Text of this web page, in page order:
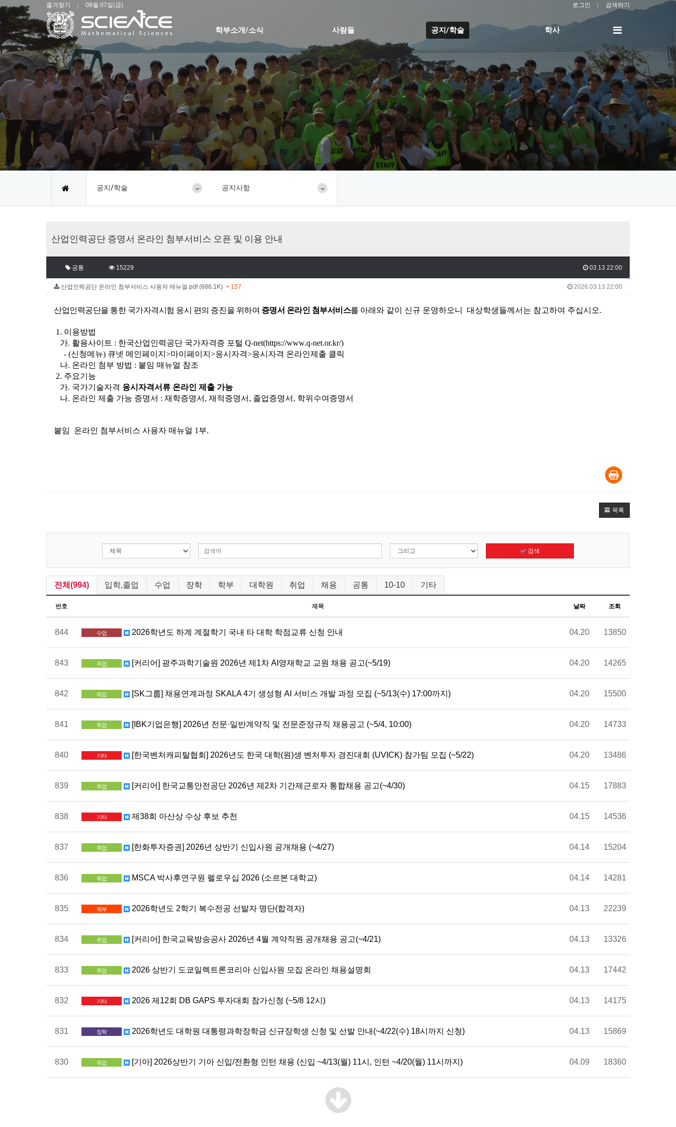
즐겨찾기 08월 07일(금) 로그인 검색하기
학부소개/소식 사람들 공지/학술 학사
전
메
뉴
공지/학술 공지사항
산업인력공단 증명서 온라인 첨부서비스 오픈 및 이용 안내
공통 15229 03.13 22:00
2026.03.13 22:00
산업인력공단 온라인 첨부서비스 사용자 매뉴얼.pdf (686.1K) + 157
산업인력공단을 통한 국가자격시험 응시 편의 증진을 위하여 증명서 온라인 첨부서비스를 아래와 같이 신규 운영하오니 대상학생들께서는 참고하여 주십시오.
1. 이용방법
가. 활용사이트 : 한국산업인력공단 국가자격증 포털 Q-net(https://www.q-net.or.kr/)
- (신청메뉴) 큐넷 메인페이지>마이페이지>응시자격>응시자격 온라인제출 클릭
나. 온라인 첨부 방법 : 붙임 매뉴얼 참조
2. 주요기능
가. 국가기술자격 응시자격서류 온라인 제출 가능
나. 온라인 제출 가능 증명서 : 재학증명서, 재적증명서, 졸업증명서, 학위수여증명서
붙임 온라인 첨부서비스 사용자 매뉴얼 1부.
목록
검색
전체(994) 입학,졸업 수업 장학 학부 대학원 취업 채용 공통 10-10 기타
번호 제목 날짜 조회
844 수업 2026학년도 하계 계절학기 국내 타 대학 학점교류 신청 안내 04.20 13850
843 취업 [커리어] 광주과학기술원 2026년 제1차 AI영재학교 교원 채용 공고(~5/19) 04.20 14265
842 취업 [SK그룹] 채용연계과정 SKALA 4기 생성형 AI 서비스 개발 과정 모집 (~5/13(수) 17:00까지) 04.20 15500
841 취업 [IBK기업은행] 2026년 전문·일반계약직 및 전문준정규직 채용공고 (~5/4, 10:00) 04.20 14733
840 기타 [한국벤처캐피탈협회] 2026년도 한국 대학(원)생 벤처투자 경진대회 (UVICK) 참가팀 모집 (~5/22) 04.20 13486
839 취업 [커리어] 한국교통안전공단 2026년 제2차 기간제근로자 통합채용 공고(~4/30) 04.15 17883
838 기타 제38회 아산상 수상 후보 추천 04.15 14536
837 취업 [한화투자증권] 2026년 상반기 신입사원 공개채용 (~4/27) 04.14 15204
836 취업 MSCA 박사후연구원 펠로우십 2026 (소르본 대학교) 04.14 14281
835 학부 2026학년도 2학기 복수전공 선발자 명단(합격자) 04.13 22239
834 취업 [커리어] 한국교육방송공사 2026년 4월 계약직원 공개채용 공고(~4/21) 04.13 13326
833 취업 2026 상반기 도쿄일렉트론코리아 신입사원 모집 온라인 채용설명회 04.13 17442
832 기타 2026 제12회 DB GAPS 투자대회 참가신청 (~5/8 12시) 04.13 14175
831 장학 2026학년도 대학원 대통령과학장학금 신규장학생 신청 및 선발 안내(~4/22(수) 18시까지 신청) 04.13 15869
830 취업 [기아] 2026상반기 기아 신입/전환형 인턴 채용 (신입 ~4/13(월) 11시, 인턴 ~4/20(월) 11시까지) 04.09 18360